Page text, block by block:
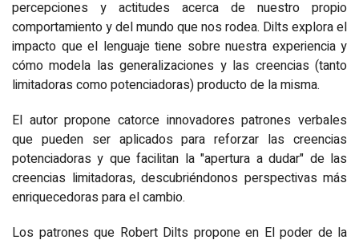
percepciones y actitudes acerca de nuestro propio
comportamiento y del mundo que nos rodea. Dilts explora el
impacto que el lenguaje tiene sobre nuestra experiencia y
cómo modela las generalizaciones y las creencias (tanto
limitadoras como potenciadoras) producto de la misma.
El autor propone catorce innovadores patrones verbales
que pueden ser aplicados para reforzar las creencias
potenciadoras y que facilitan la "apertura a dudar" de las
creencias limitadoras, descubriéndonos perspectivas más
enriquecedoras para el cambio.
Los patrones que Robert Dilts propone en El poder de la